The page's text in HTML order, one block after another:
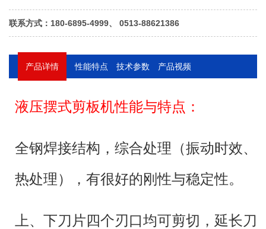
联系方式：180-6895-4999、 0513-88621386
产品详情 性能特点 技术参数 产品视频
液压摆式剪板机性能与特点：
全钢焊接结构，综合处理（振动时效、
热处理），有很好的刚性与稳定性。
上、下刀片四个刃口均可剪切，延长刀